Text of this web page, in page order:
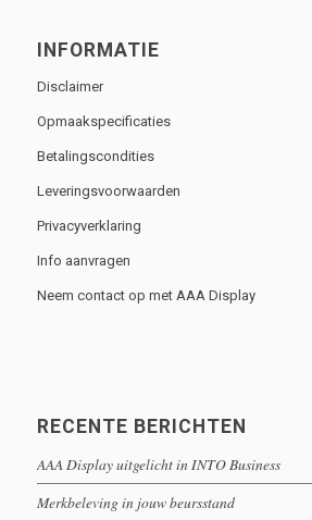
INFORMATIE
Disclaimer
Opmaakspecificaties
Betalingscondities
Leveringsvoorwaarden
Privacyverklaring
Info aanvragen
Neem contact op met AAA Display
RECENTE BERICHTEN
AAA Display uitgelicht in INTO Business
Merkbeleving in jouw beursstand